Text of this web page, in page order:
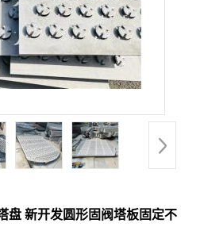
盘 新开发圆形固阀塔板固定不